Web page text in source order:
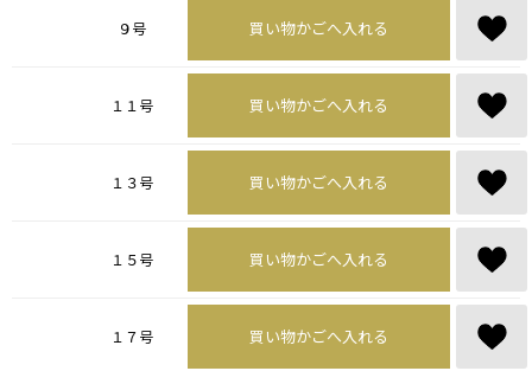
９号 買い物かごへ入れる
１１号 買い物かごへ入れる
１３号 買い物かごへ入れる
１５号 買い物かごへ入れる
１７号 買い物かごへ入れる